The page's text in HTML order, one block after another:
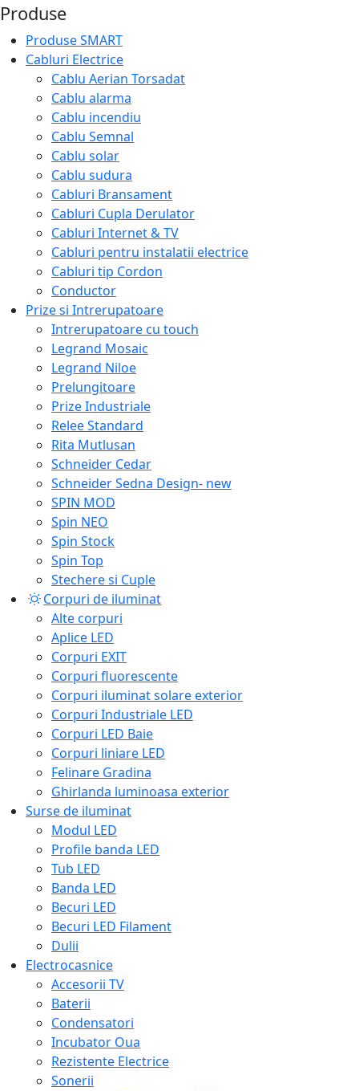
Produse
Produse SMART
Cabluri Electrice
Cablu Aerian Torsadat
Cablu alarma
Cablu incendiu
Cablu Semnal
Cablu solar
Cablu sudura
Cabluri Bransament
Cabluri Cupla Derulator
Cabluri Internet & TV
Cabluri pentru instalatii electrice
Cabluri tip Cordon
Conductor
Prize si Intrerupatoare
Intrerupatoare cu touch
Legrand Mosaic
Legrand Niloe
Prelungitoare
Prize Industriale
Relee Standard
Rita Mutlusan
Schneider Cedar
Schneider Sedna Design- new
SPIN MOD
Spin NEO
Spin Stock
Spin Top
Stechere si Cuple
Corpuri de iluminat
Alte corpuri
Aplice LED
Corpuri EXIT
Corpuri fluorescente
Corpuri iluminat solare exterior
Corpuri Industriale LED
Corpuri LED Baie
Corpuri liniare LED
Felinare Gradina
Ghirlanda luminoasa exterior
Surse de iluminat
Modul LED
Profile banda LED
Tub LED
Banda LED
Becuri LED
Becuri LED Filament
Dulii
Electrocasnice
Accesorii TV
Baterii
Condensatori
Incubator Oua
Rezistente Electrice
Sonerii